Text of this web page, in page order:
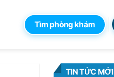
Tìm phòng khám
TIN TỨC MỚI